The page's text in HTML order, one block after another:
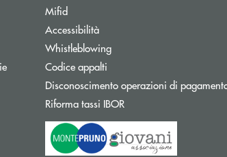
nuova finestra
Mifid
Accessibilità
Whistleblowing
Codice appalti
Disconoscimento operazioni di
Riforma tassi IBORApre una nuova finestra